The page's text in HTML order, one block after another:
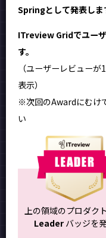
Springとして発表しま
ITreview Gridでユー
す。
（ユーザーレビュー
表示）
※次回のAwardにむけ
い
上の領域のプロダク
Leaderバッジを